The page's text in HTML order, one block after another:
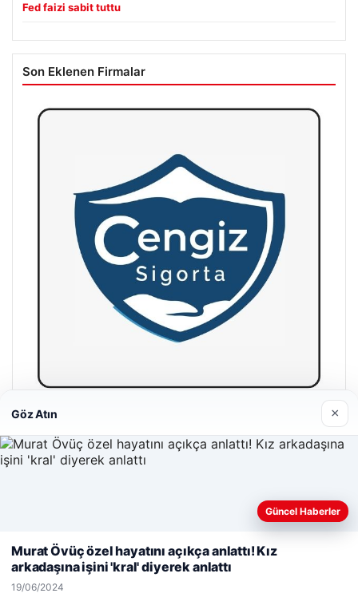
Fed faizi sabit tuttu
Son Eklenen Firmalar
Hastaş Beton
26/05/2026
© 2026 Acil Rehber | Gündem Haberleri
Web sitemizi nasıl kullandığınızı daha iyi anlayabilmek,
kullanıyoruz.Çerez Politikamız
Reddet
Göz Atın ×
Güncel Haberler
Murat Övüç özel hayatını açıkça anlattı! Kız
arkadaşına işini 'kral' diyerek anlattı
19/06/2024